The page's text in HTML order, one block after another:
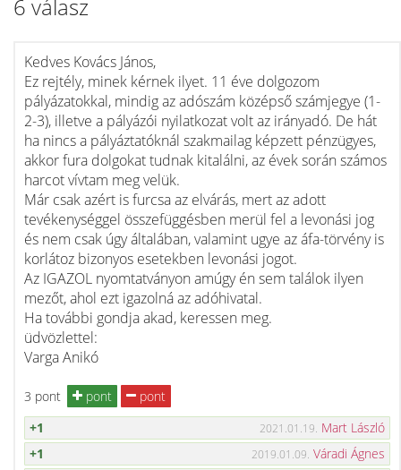
6 válasz
Kedves Kovács János,
Ez rejtély, minek kérnek ilyet. 11 éve dolgozom
pályázatokkal, mindig az adószám középső számjegye (1-
2-3), illetve a pályázói nyilatkozat volt az irányadó. De hát
ha nincs a pályáztatóknál szakmailag képzett pénzügyes,
akkor fura dolgokat tudnak kitalálni, az évek során számos
harcot vívtam meg velük.
Már csak azért is furcsa az elvárás, mert az adott
tevékenységgel összefüggésben merül fel a levonási jog
és nem csak úgy általában, valamint ugye az áfa-törvény is
korlátoz bizonyos esetekben levonási jogot.
Az IGAZOL nyomtatványon amúgy én sem találok ilyen
mezőt, ahol ezt igazolná az adóhivatal.
Ha további gondja akad, keressen meg.
üdvözlettel:
Varga Anikó
3 pont pont
pont
+1
2021.01.19. Mart László
+1
2019.01.09. Váradi Ágnes